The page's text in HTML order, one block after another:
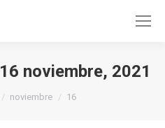
16 noviembre, 2021
noviembre 16